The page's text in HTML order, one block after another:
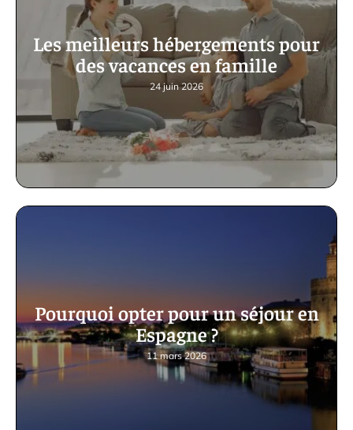
Les meilleurs hébergements pour
des vacances en famille
24 juin 2026
Pourquoi opter pour un séjour en
Espagne ?
11 mars 2026